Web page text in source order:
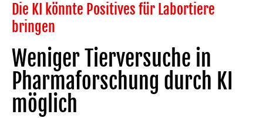
Die KI könnte Positives für Labortiere
bringen
Weniger Tierversuche in
Pharmaforschung durch KI
möglich